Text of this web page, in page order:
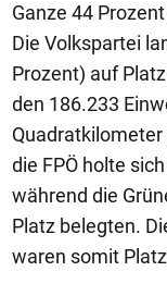
Ganze 44
Die Volkspartei
Prozent) auf
den 186.233
die FPÖ holte
während die
Platz belegten.
waren somit